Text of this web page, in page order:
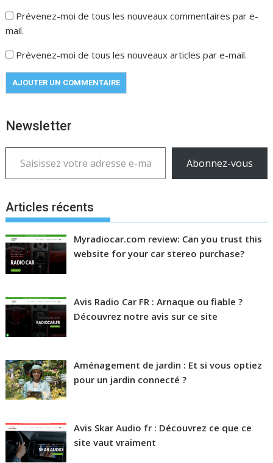
Prévenez-moi de tous les nouveaux commentaires par e-
mail.
Prévenez-moi de tous les nouveaux articles par e-mail.
Newsletter
Saisissez votre adresse e-mail…
Abonnez-vous
Articles récents
Myradiocar.com review: Can you trust this
website for your car stereo purchase?
Avis Radio Car FR : Arnaque ou fiable ?
Découvrez notre avis sur ce site
Aménagement de jardin : Et si vous optiez
pour un jardin connecté ?
Avis Skar Audio fr : Découvrez ce que ce
site vaut vraiment